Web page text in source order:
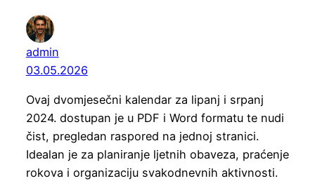
admin
03.05.2026
Ovaj dvomjesečni kalendar za lipanj i srpanj
2024. dostupan je u PDF i Word formatu te nudi
čist, pregledan raspored na jednoj stranici.
Idealan je za planiranje ljetnih obaveza, praćenje
rokova i organizaciju svakodnevnih aktivnosti.